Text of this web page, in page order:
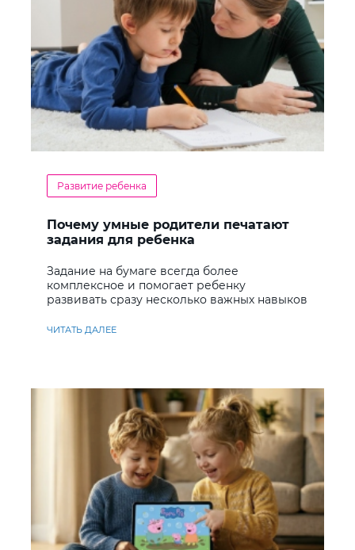
Развитие ребенка
Почему умные родители печатают
задания для ребенка
Задание на бумаге всегда более
комплексное и помогает ребенку
развивать сразу несколько важных навыков
ЧИТАТЬ ДАЛЕЕ